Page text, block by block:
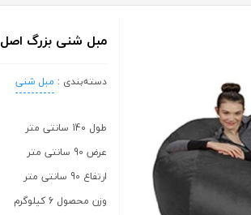
مبل شنی بزرگ اصل mbl-3075
دسته‌بندی : مبل شنی
طول 140 سانتی متر
عرض 90 سانتی متر
ارتفاع 90 سانتی متر
وزن محصول 6 کیلوگرم